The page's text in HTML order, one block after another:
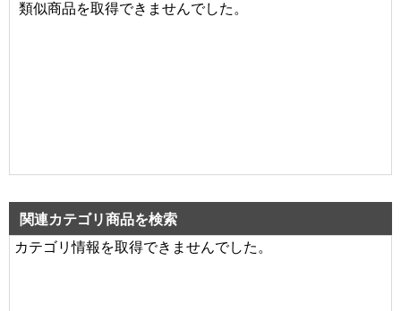
類似商品を取得できませんでした。
関連カテゴリ商品を検索
カテゴリ情報を取得できませんでした。